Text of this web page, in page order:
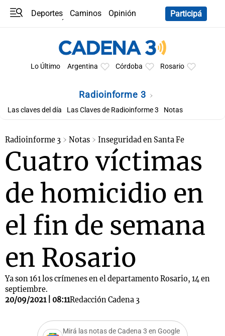
Deportes Caminos
Opinión
Participá
Lo Último Argentina Córdoba Rosario
Radioinforme 3
Las claves del día Las Claves de Radioinforme 3 Notas
Radioinforme 3 Notas Inseguridad en Santa Fe
Cuatro víctimas
de homicidio en
el fin de semana
en Rosario
Ya son 161 los crímenes en el departamento Rosario, 14 en
septiembre.
20/09/2021 | 08:11Redacción Cadena 3
Mirá las notas de Cadena 3 en Google